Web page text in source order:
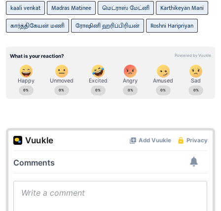
kaali venkat Madras Matinee மெட்ராஸ் மேட்னி
Karthikeyan Mani
கார்த்திகேயன் மணி
ரோஷினி ஹரிப்பிரியன் Roshni Haripriyan